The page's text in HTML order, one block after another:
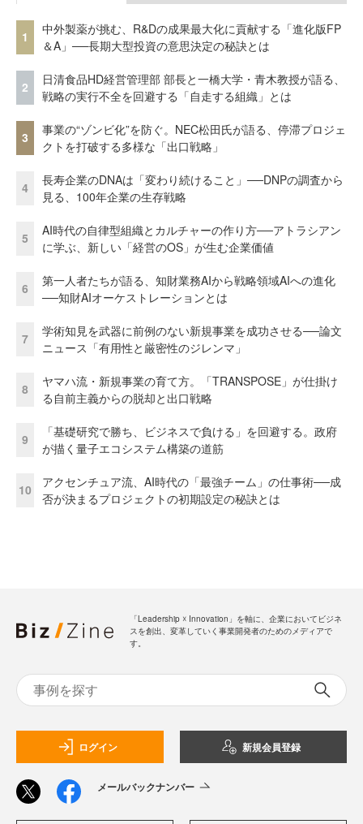
1
中外製薬が挑む、R&Dの成果最大化に貢献する「進化版FP
＆A」──長期大型投資の意思決定の秘訣とは
2
日清食品HD経営管理部 部長と一橋大学・青木教授が語る、
戦略の実行不全を回避する「自走する組織」とは
3
事業の“ゾンビ化”を防ぐ。NEC松田氏が語る、停滞プロジェ
クトを打破する多様な「出口戦略」
4
長寿企業のDNAは「変わり続けること」──DNPの調査から
見る、100年企業の生存戦略
5
AI時代の自律型組織とカルチャーの作り方──アトラシアン
に学ぶ、新しい「経営のOS」が生む企業価値
6
第一人者たちが語る、知財業務AIから戦略領域AIへの進化
──知財AIオーケストレーションとは
7
学術知見を武器に前例のない新規事業を成功させる──論文
ニュース「有用性と厳密性のジレンマ」
8
ヤマハ流・新規事業の育て方。「TRANSPOSE」が仕掛け
る自前主義からの脱却と出口戦略
9
「基礎研究で勝ち、ビジネスで負ける」を回避する。政府
が描く量子エコシステム構築の道筋
10
アクセンチュア流、AI時代の「最強チーム」の仕事術──成
否が決まるプロジェクトの初期設定の秘訣とは
「Leadership ☓ Innovation」を軸に、企業においてビジネ
スを創出、変革していく事業開発者のためのメディアで
す。
ログイン 新規会員登録
メールバックナンバー